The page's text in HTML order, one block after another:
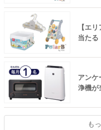
【エ
当たる
アンケ
浄機が
も